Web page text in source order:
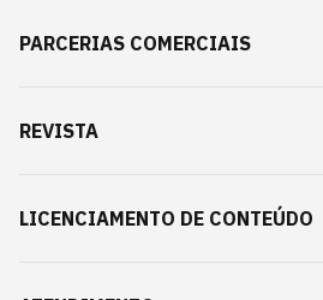
PARCERIAS COMERCIAIS
REVISTA
LICENCIAMENTO DE CONTEÚDO